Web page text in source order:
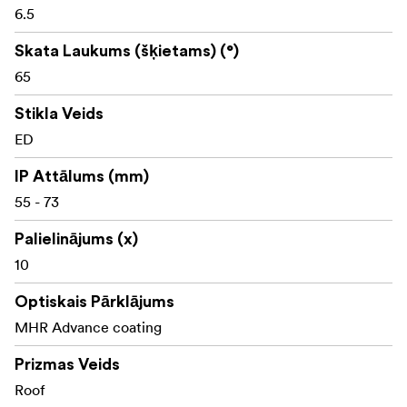
6.5
Skata Laukums (šķietams) (°)
65
Stikla Veids
ED
IP Attālums (mm)
55 - 73
Palielinājums (x)
10
Optiskais Pārklājums
MHR Advance coating
Prizmas Veids
Roof